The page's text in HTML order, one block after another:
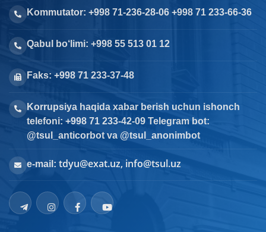
Kommutator: +998 71-236-28-06 +998 71 233-66-36
Qabul bo‘limi: +998 55 513 01 12
Faks: +998 71 233-37-48
Korrupsiya haqida xabar berish uchun ishonch
telefoni: +998 71 233-42-09 Telegram bot:
@tsul_anticorbot va @tsul_anonimbot
e-mail: tdyu@exat.uz, info@tsul.uz